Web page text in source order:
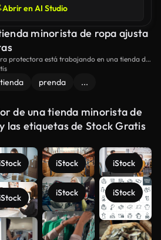
Abrir en AI Studio
minorista de ropa ajusta
protectora está trabajando en una tienda de
prenda ...
de una tienda minorista de
las etiquetas de Stock Gratis
iStock
iStock
iStock
iStock